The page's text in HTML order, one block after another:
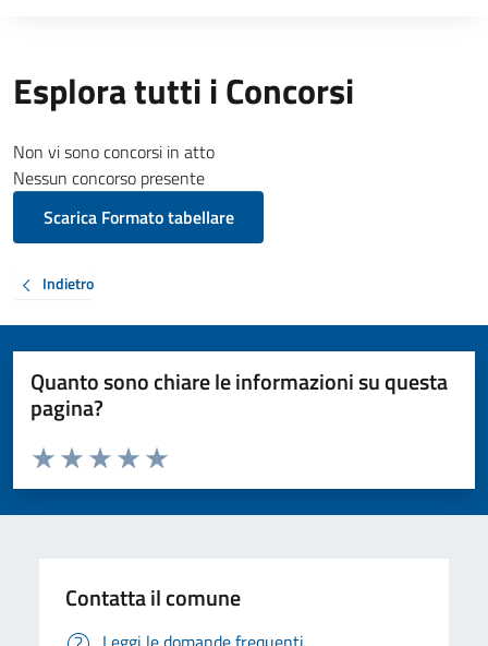
Esplora tutti i Concorsi
Non vi sono concorsi in atto
Nessun concorso presente
Scarica Formato tabellare
Indietro
Quanto sono chiare le informazioni su questa
pagina?
Valuta da 1 a 5 stelle la pagina
Valuta 5 stelle su 5
Valuta 4 stelle su 5
Valuta 3 stelle su 5
Valuta 2 stelle su 5
Valuta 1 stelle su 5
Contatta il comune